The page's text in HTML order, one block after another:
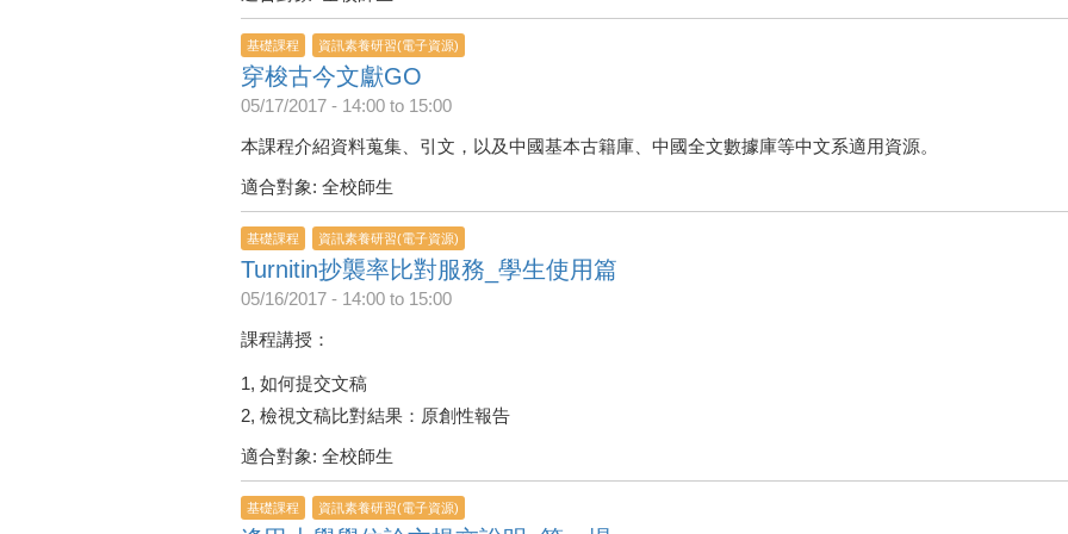
基礎課程 資訊素養研習(電子資源)
穿梭古今文獻GO
05/17/2017 - 14:00 to 15:00
本課程介紹資料蒐集、引文，以及中國基本古籍庫、中國全文數據庫等中文系適用資源。
適合對象: 全校師生
基礎課程 資訊素養研習(電子資源)
Turnitin抄襲率比對服務_學生使用篇
05/16/2017 - 14:00 to 15:00
課程講授：
1, 如何提交文稿
2, 檢視文稿比對結果：原創性報告
適合對象: 全校師生
基礎課程 資訊素養研習(電子資源)